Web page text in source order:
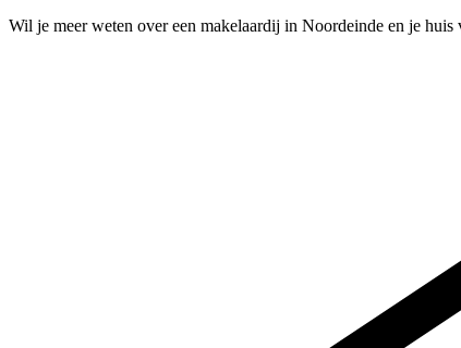
Wil je meer weten over een makelaardij in Noordeinde en je